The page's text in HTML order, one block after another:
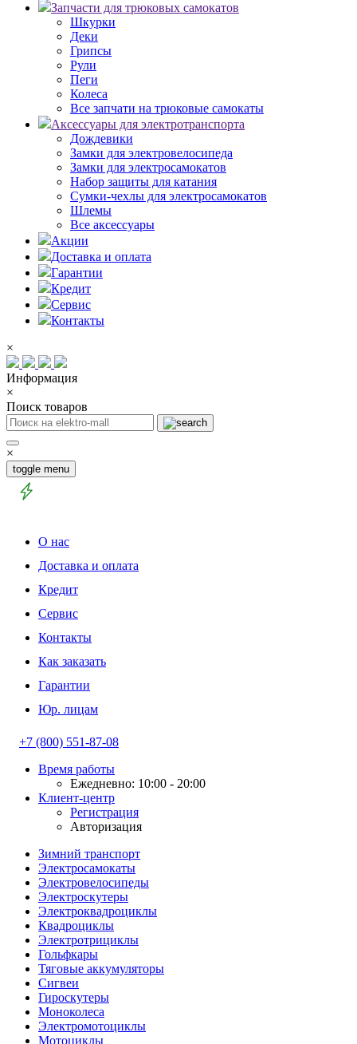
Запчасти для трюковых самокатов
Шкурки
Деки
Грипсы
Рули
Пеги
Колеса
Все запчати на трюковые самокаты
Аксессуары для электротранспорта
Дождевики
Замки для электровелосипеда
Замки для электросамокатов
Набор защиты для катания
Сумки-чехлы для электросамокатов
Шлемы
Все аксессуары
Акции
Доставка и оплата
Гарантии
Кредит
Сервис
Контакты
×
Информация
×
Поиск товаров
×
toggle menu
О нас
Доставка и оплата
Кредит
Сервис
Контакты
Как заказать
Гарантии
Юр. лицам
+7 (800) 551-87-08
Время работы
Ежедневно: 10:00 - 20:00
Клиент-центр
Регистрация
Авторизация
Зимний транспорт
Электросамокаты
Электровелосипеды
Электроскутеры
Электроквадроциклы
Квадроциклы
Электротрициклы
Гольфкары
Тяговые аккумуляторы
Сигвеи
Гироскутеры
Моноколеса
Электромотоциклы
Мотоциклы